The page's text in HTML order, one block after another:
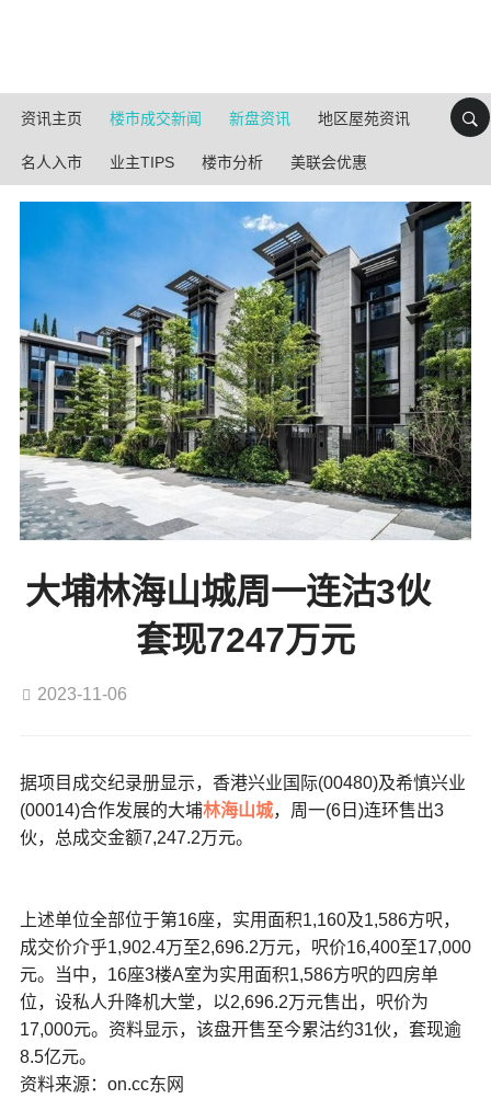
资讯主页 楼市成交新闻 新盘资讯 地区屋苑资讯
名人入市 业主TIPS 楼市分析 美联会优惠
大埔林海山城周一连沽3伙
套现7247万元
2023-11-06
据项目成交纪录册显示，香港兴业国际(00480)及希慎兴业
(00014)合作发展的大埔林海山城，周一(6日)连环售出3
伙，总成交金额7,247.2万元。
上述单位全部位于第16座，实用面积1,160及1,586方呎，
成交价介乎1,902.4万至2,696.2万元，呎价16,400至17,000
元。当中，16座3楼A室为实用面积1,586方呎的四房单
位，设私人升降机大堂，以2,696.2万元售出，呎价为
17,000元。资料显示，该盘开售至今累沽约31伙，套现逾
8.5亿元。
资料来源：on.cc东网